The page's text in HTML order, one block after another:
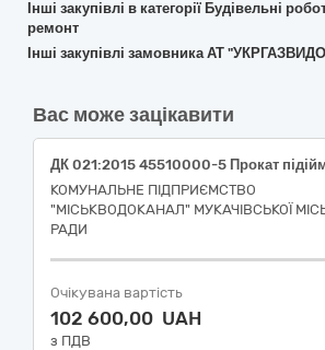
Інші закупівлі в категорії Будівельні
ремонт
Інші закупівлі замовника АТ
Вас може зацікавити
КОМУНАЛЬНЕ ПІДПРИЄМСТВО
"МІСЬКВОДОКАНАЛ" МУКАЧІВСЬКОЇ
РАДИ
Очікувана вартість
102 600,00 UAH
з ПДВ